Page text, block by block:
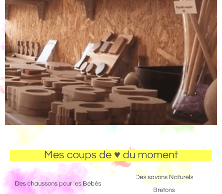
Mes coups de ♥ du moment
Des chaussons pour les Bébés
Des savons Naturels
Bretons